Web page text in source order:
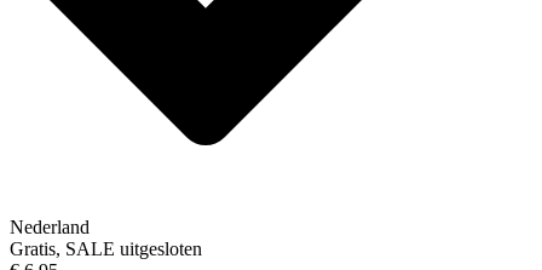
Nederland
Gratis, SALE uitgesloten